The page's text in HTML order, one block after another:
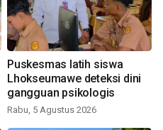
Puskesmas latih siswa
Lhokseumawe deteksi dini
gangguan psikologis
Rabu, 5 Agustus 2026